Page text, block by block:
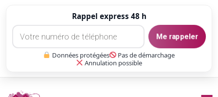
Rappel express 48 h
Me rappeler
Données protégées
Pas de démarchage
Annulation possible